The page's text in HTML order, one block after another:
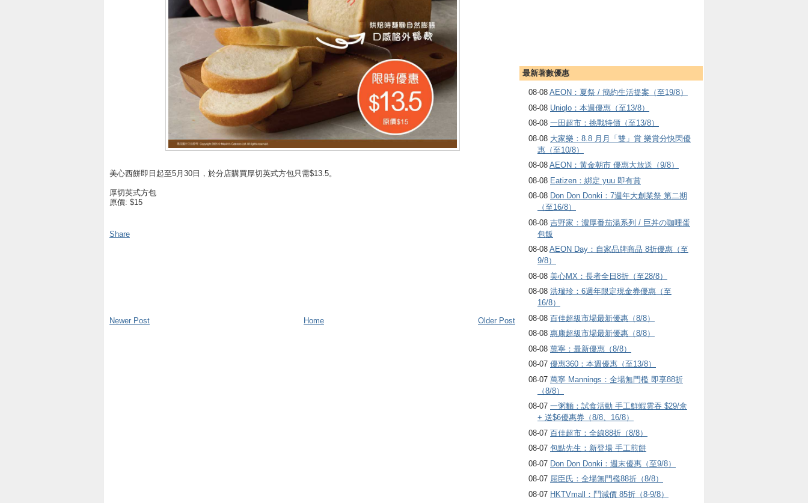
最新著數優惠
08-08 AEON：夏祭 / 簡約生活提案（至19/8）
08-08 Uniqlo：本週優惠（至13/8）
08-08 一田超市：挑戰特價（至13/8）
08-08 大家樂：8.8 月月「雙」賞 樂賞分快閃優
惠（至10/8）
08-08 AEON：黃金朝市 優惠大放送（9/8）
08-08 Eatizen：綁定 yuu 即有賞
08-08 Don Don Donki：7週年大創業祭 第二期
（至16/8）
08-08 吉野家：濃厚番茄湯系列 / 巨丼の咖哩蛋
包飯
08-08 AEON Day：自家品牌商品 8折優惠（至
9/8）
08-08 美心MX：長者全日8折（至28/8）
08-08 洪瑞珍：6週年限定現金券優惠（至
16/8）
08-08 百佳超級市場最新優惠（8/8）
08-08 惠康超級市場最新優惠（8/8）
08-08 萬寧：最新優惠（8/8）
08-07 優惠360：本週優惠（至13/8）
08-07 萬寧 Mannings：全場無門檻 即享88折
（8/8）
08-07 一粥麵：試食活動 手工鮮蝦雲吞 $29/盒
+ 送$6優惠券（8/8、16/8）
08-07 百佳超市：全線88折（8/8）
08-07 包點先生：新登場 手工煎餅
08-07 Don Don Donki：週末優惠（至9/8）
08-07 屈臣氏：全場無門檻88折（8/8）
08-07 HKTVmall ：鬥減價 85折（8-9/8）
美心西餅即日起至5月30日，於分店購買厚切英式方包只需$13.5。
厚切英式方包
原價: $15
Share
Newer Post Older Post
Home